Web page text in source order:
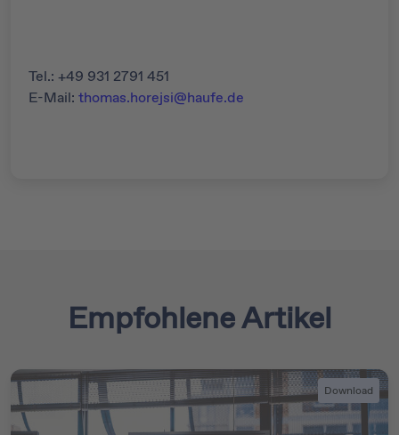
Tel.: +49 931 2791 451
E-Mail: thomas.horejsi@haufe.de
Empfohlene Artikel
Download